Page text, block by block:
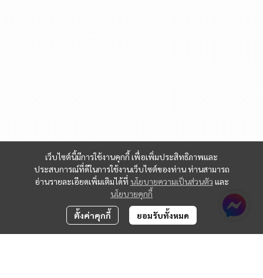
เว็บไซต์นี้มีการใช้งานคุกกี้ เพื่อเพิ่มประสิทธิภาพและ
ประสบการณ์ที่ดีในการใช้งานเว็บไซต์ของท่าน ท่านสามารถ
อ่านรายละเอียดเพิ่มเติมได้ที่ นโยบายความเป็นส่วนตัว และ
นโยบายคุกกี้
ตั้งค่าคุกกี้ ยอมรับทั้งหมด